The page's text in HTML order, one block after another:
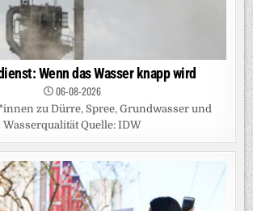
Wenn das Wasser knapp wird
06-08-2026
zu Dürre, Spree, Grundwasser und
Wasserqualität Quelle: IDW